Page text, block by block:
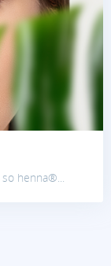
henna®...